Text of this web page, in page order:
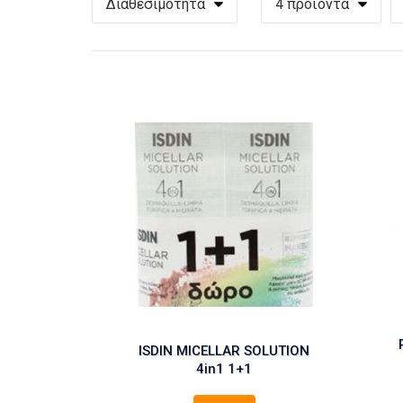
4 προϊόντα
Διαθεσιμότητα
ISDIN MICELLAR SOLUTION
4in1 1+1